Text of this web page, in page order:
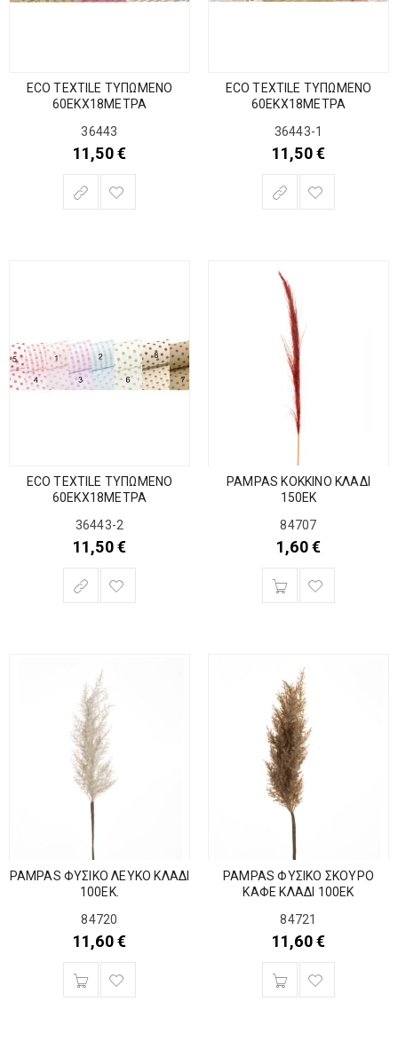
ECO TEXTILE ΤΥΠΩΜΕΝΟ
60ΕΚΧ18ΜΕΤΡΑ
36443
11,50€
ECO TEXTILE ΤΥΠΩΜΕΝΟ
60ΕΚΧ18ΜΕΤΡΑ
36443-1
11,50€
ECO TEXTILE ΤΥΠΩΜΕΝΟ
60ΕΚΧ18ΜΕΤΡΑ
36443-2
11,50€
PAMPAS ΚΟΚΚΙΝΟ ΚΛΑΔΙ
150EK
84707
1,60€
PAMPAS ΦΥΣΙΚΟ ΛΕΥΚΟ ΚΛΑΔΙ
100ΕΚ.
84720
11,60€
PAMPAS ΦΥΣΙΚΟ ΣΚΟΥΡΟ
ΚΑΦΕ ΚΛΑΔΙ 100ΕΚ
84721
11,60€